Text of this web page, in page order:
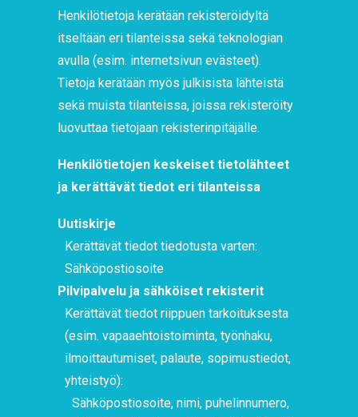
Henkilötietoja kerätään rekisteröidyltä
itseltään eri tilanteissa sekä teknologian
avulla (esim. internetsivun evästeet).
Tietoja kerätään myös julkisista lähteistä
sekä muista tilanteissa, joissa rekisteröity
luovuttaa tietojaan rekisterinpitäjälle.
Henkilötietojen keskeiset tietolähteet
ja kerättävät tiedot eri tilanteissa
Uutiskirje
Kerättävät tiedot tiedotusta varten:
Sähköpostiosoite
Pilvipalvelu ja sähköiset rekisterit
Kerättävät tiedot riippuen tarkoituksesta
(esim. vapaaehtoistoiminta, työnhaku,
ilmoittautumiset, palaute, sopimustiedot,
yhteistyö):
Sähköpostiosoite, nimi, puhelinnumero,